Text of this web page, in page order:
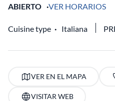
ABIERTO VER HORARIOS
Cuisine type Italiana
VER EN EL MAPA
VISITAR WEB